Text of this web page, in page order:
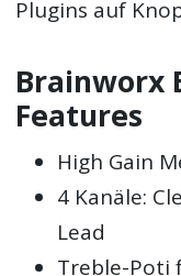
Plugins auf
Brainworx
Features
High Gain
4 Kanäle:
Lead
Treble-Poti